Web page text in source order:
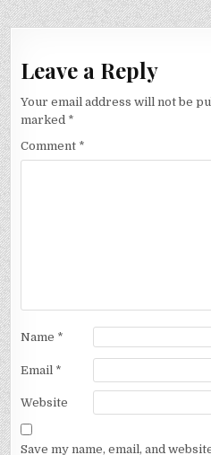
Leave a Reply
Your email address will not be
marked *
Comment *
Name *
Email *
Website
Save my name, email, and